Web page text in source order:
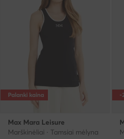
Palanki kaina
Max Mara Leisure
Marškinėliai · Tamsiai mėlyna
-